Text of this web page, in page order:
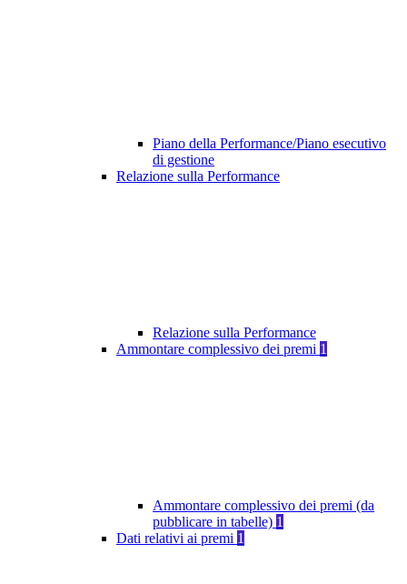
Piano della Performance/Piano esecutivo
di gestione
Relazione sulla Performance
Relazione sulla Performance
Ammontare complessivo dei premi 1
Ammontare complessivo dei premi (da
pubblicare in tabelle) 1
Dati relativi ai premi 1